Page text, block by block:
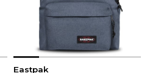
Eastpak